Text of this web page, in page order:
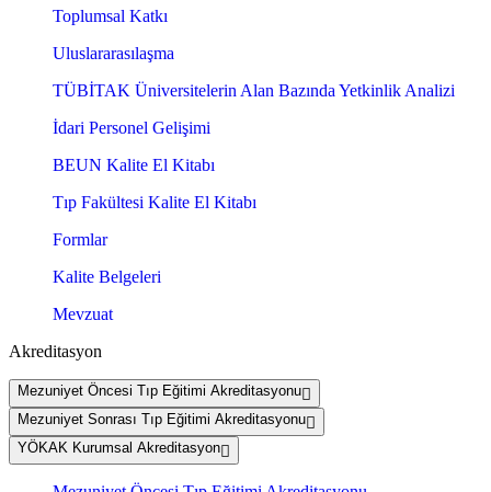
Toplumsal Katkı
Uluslararasılaşma
TÜBİTAK Üniversitelerin Alan Bazında Yetkinlik Analizi
İdari Personel Gelişimi
BEUN Kalite El Kitabı
Tıp Fakültesi Kalite El Kitabı
Formlar
Kalite Belgeleri
Mevzuat
Akreditasyon
Mezuniyet Öncesi Tıp Eğitimi Akreditasyonu
Mezuniyet Sonrası Tıp Eğitimi Akreditasyonu
YÖKAK Kurumsal Akreditasyon